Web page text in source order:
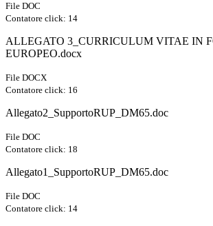
File DOC
Contatore click: 14
ALLEGATO 3_CURRICULUM VITAE IN
EUROPEO.docx
File DOCX
Contatore click: 16
Allegato2_SupportoRUP_DM65.doc
File DOC
Contatore click: 18
Allegato1_SupportoRUP_DM65.doc
File DOC
Contatore click: 14